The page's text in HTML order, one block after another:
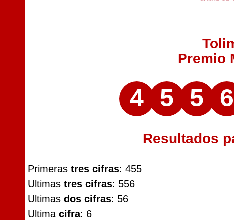
Premio
4 5 5 6
Resultados
Primeras tres cifras: 455
Ultimas tres cifras: 556
Ultimas dos cifras: 56
Ultima cifra: 6